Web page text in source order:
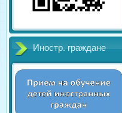
Иностр. граждане